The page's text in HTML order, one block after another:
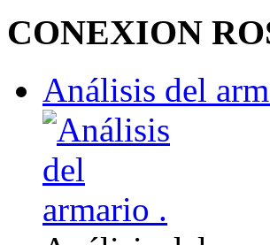
CONEXION
Análisis del